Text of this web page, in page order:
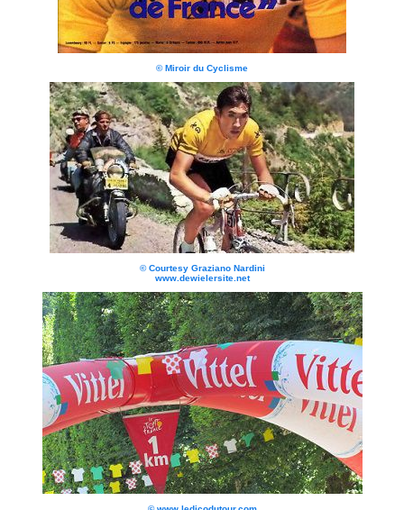
© Miroir du Cyclisme
© Courtesy Graziano Nardini
www.dewielersite.net